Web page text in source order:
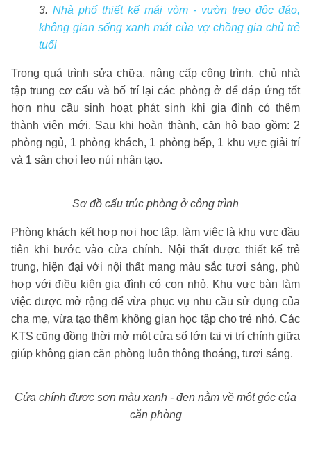
3. Nhà phố thiết kế mái vòm - vườn treo độc đáo,
không gian sống xanh mát của vợ chồng gia chủ trẻ
tuổi
Trong quá trình sửa chữa, nâng cấp công trình, chủ nhà
tập trung cơ cấu và bố trí lại các phòng ở để đáp ứng tốt
hơn nhu cầu sinh hoạt phát sinh khi gia đình có thêm
thành viên mới. Sau khi hoàn thành, căn hộ bao gồm: 2
phòng ngủ, 1 phòng khách, 1 phòng bếp, 1 khu vực giải trí
và 1 sân chơi leo núi nhân tạo.
Sơ đồ cấu trúc phòng ở công trình
Phòng khách kết hợp nơi học tập, làm việc là khu vực đầu
tiên khi bước vào cửa chính. Nội thất được thiết kế trẻ
trung, hiện đại với nội thất mang màu sắc tươi sáng, phù
hợp với điều kiện gia đình có con nhỏ. Khu vực bàn làm
việc được mở rộng để vừa phục vụ nhu cầu sử dụng của
cha mẹ, vừa tạo thêm không gian học tập cho trẻ nhỏ. Các
KTS cũng đồng thời mở một cửa sổ lớn tại vị trí chính giữa
giúp không gian căn phòng luôn thông thoáng, tươi sáng.
Cửa chính được sơn màu xanh - đen nằm về một góc của
căn phòng